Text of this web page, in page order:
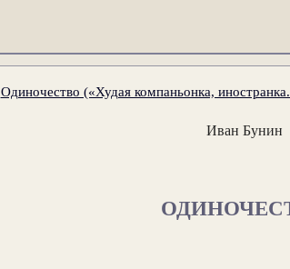
Одиночество («Худая компаньонка,
Иван Бунин